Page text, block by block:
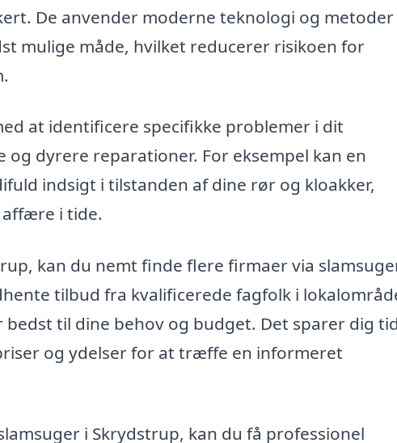
De anvender moderne teknologi og
mulige måde, hvilket reducerer risikoen for
at identificere specifikke problemer i dit
dyrere reparationer. For eksempel kan en
indsigt i tilstanden af dine rør og kloakker,
i tide.
kan du nemt finde flere firmaer via
tilbud fra kvalificerede fagfolk i
til dine behov og budget. Det sparer dig tid
og ydelser for at træffe en informeret
i Skrydstrup, kan du få professionel